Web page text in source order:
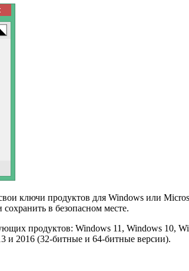
ключи продуктов для Windows или
в безопасном месте.
продуктов: Windows 11, Windows 10,
и 2016 (32-битные и 64-битные версии).